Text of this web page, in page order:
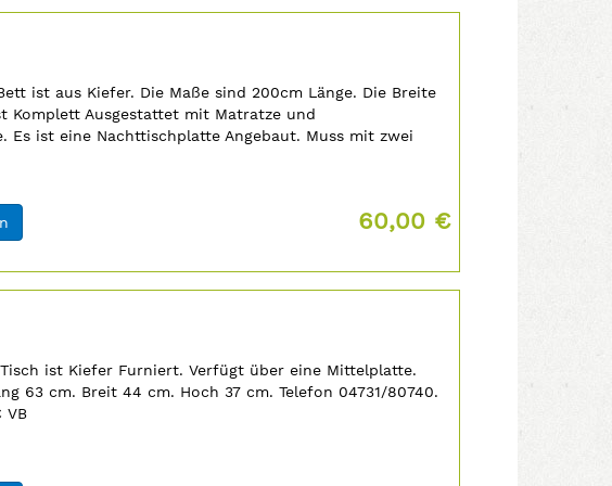
ist aus Kiefer. Die Maße sind 200cm Länge. Die Breite
Komplett Ausgestattet mit Matratze und
Es ist eine Nachttischplatte Angebaut. Muss mit zwei
Preis:
60,00 €
(ID: 2063292)
ist Kiefer Furniert. Verfügt über eine Mittelplatte.
63 cm. Breit 44 cm. Hoch 37 cm. Telefon 04731/80740.
VB